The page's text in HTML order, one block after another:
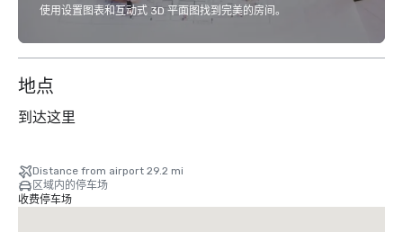
使用设置图表和互动式 3D 平面图找到完美的房间。
地点
到达这里
Distance from airport 29.2 mi
区域内的停车场
收费停车场